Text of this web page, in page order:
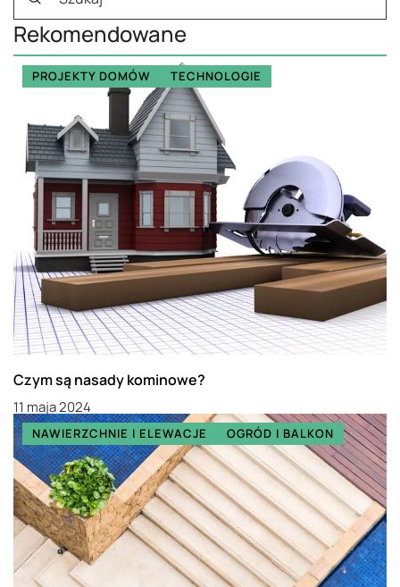
Rekomendowane
PROJEKTY DOMÓW TECHNOLOGIE
Czym są nasady kominowe?
11 maja 2024
NAWIERZCHNIE I ELEWACJE OGRÓD I BALKON